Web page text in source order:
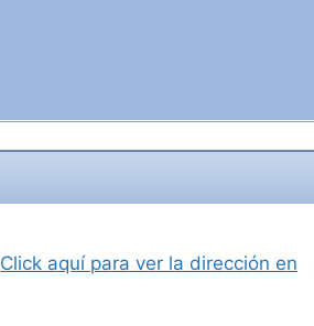
Click aquí para ver la dirección en